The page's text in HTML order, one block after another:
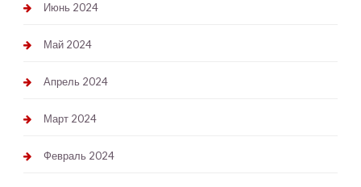
Июнь 2024
Май 2024
Апрель 2024
Март 2024
Февраль 2024